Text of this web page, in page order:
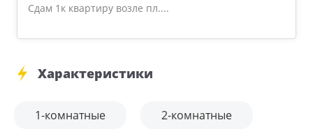
Сдам 1к квартиру возле пл....
Характеристики
1-комнатные 2-комнатные